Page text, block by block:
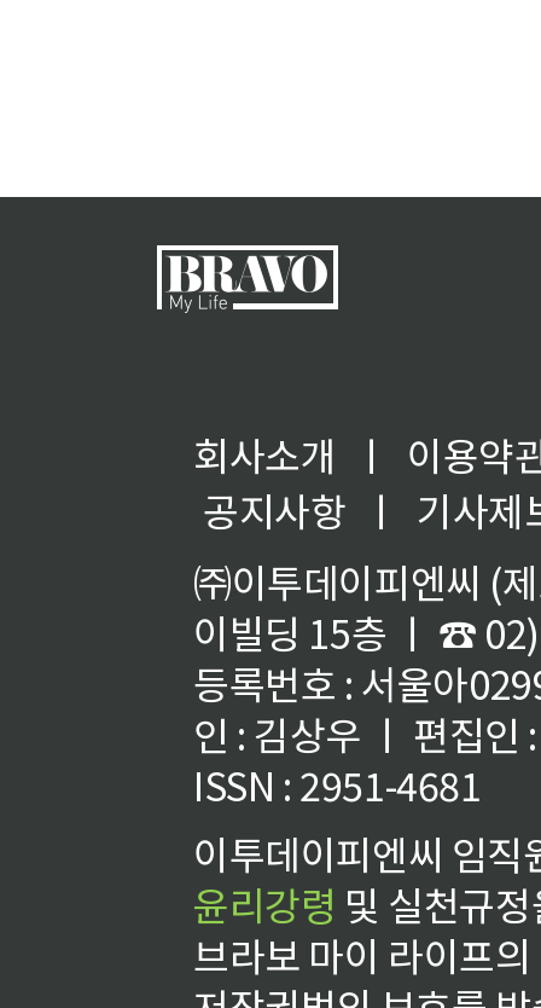
회사소개 ㅣ
이용약
공지사항
ㅣ
기사제
㈜이투데이피엔씨 (
이빌딩 15층 ㅣ ☎
등록번호 : 서울아
인 : 김상우 ㅣ 편집인
ISSN : 2951-4681
이투데이피엔씨 임
윤리강령 및 실천규
브라보 마이 라이프